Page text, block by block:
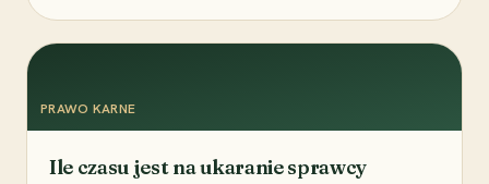
PRAWO KARNE
Ile czasu jest na ukaranie sprawcy